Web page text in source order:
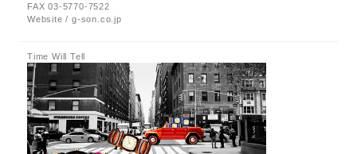
FAX 03-5770-7522
Website / g-son.co.jp
Time Will Tell